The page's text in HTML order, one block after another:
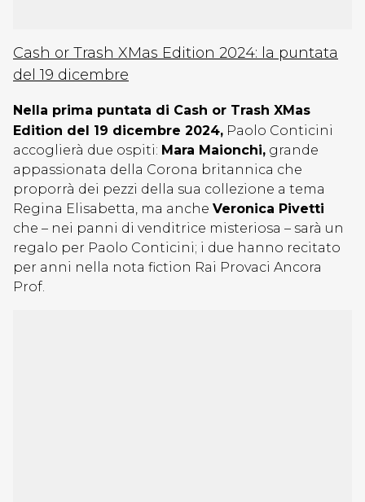
Cash or Trash XMas Edition 2024: la puntata
del 19 dicembre
Nella prima puntata di Cash or Trash XMas
Edition del 19 dicembre 2024, Paolo Conticini
accoglierà due ospiti: Mara Maionchi, grande
appassionata della Corona britannica che
proporrà dei pezzi della sua collezione a tema
Regina Elisabetta, ma anche Veronica Pivetti
che – nei panni di venditrice misteriosa – sarà un
regalo per Paolo Conticini; i due hanno recitato
per anni nella nota fiction Rai Provaci Ancora
Prof.